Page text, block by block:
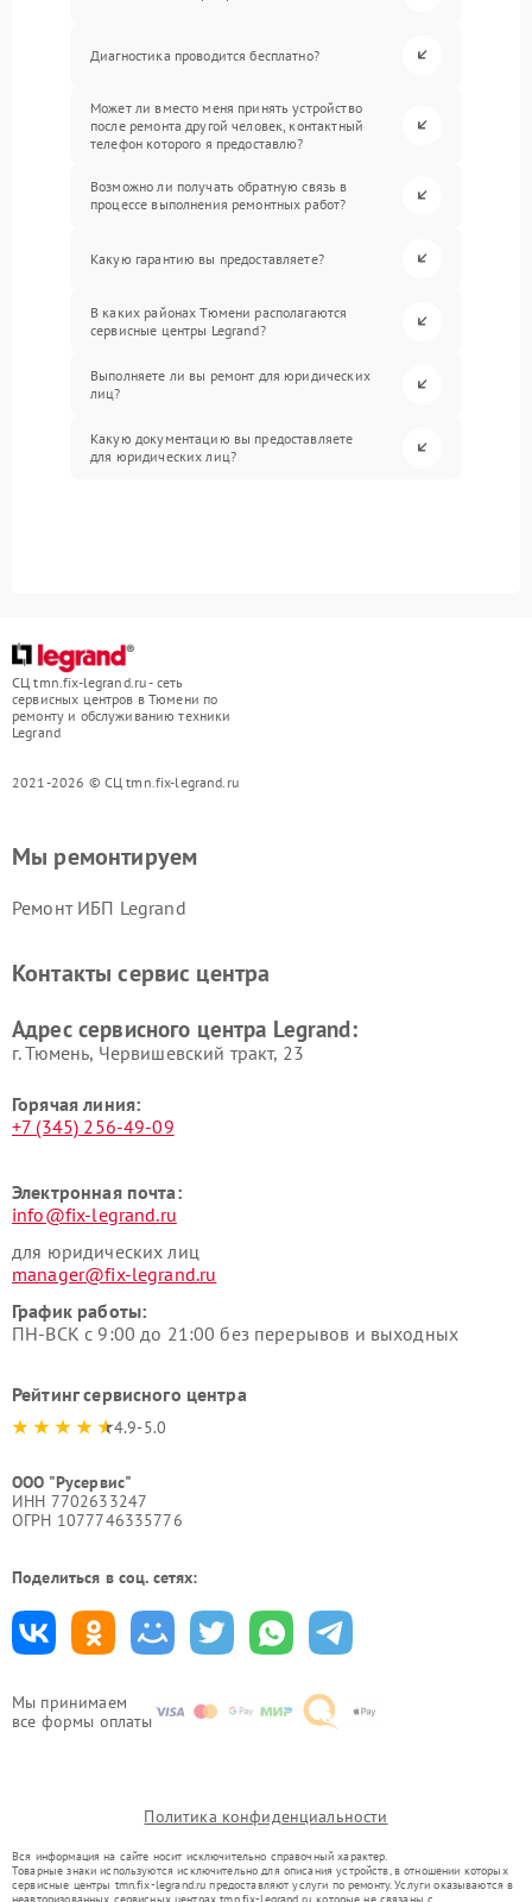
Диагностика проводится бесплатно?
Может ли вместо меня принять устройство
после ремонта другой человек, контактный
телефон которого я предоставлю?
Возможно ли получать обратную связь в
процессе выполнения ремонтных работ?
Какую гарантию вы предоставляете?
В каких районах Тюмени располагаются
сервисные центры Legrand?
Выполняете ли вы ремонт для юридических
лиц?
Какую документацию вы предоставляете
для юридических лиц?
СЦ tmn.fix-legrand.ru - сеть
сервисных центров в Тюмени по
ремонту и обслуживанию техники
Legrand
2021-2026 © СЦ tmn.fix-legrand.ru
Мы принимаем
все формы оплаты
Мы ремонтируем
Ремонт ИБП Legrand
Контакты сервис центра
Адрес сервисного центра Legrand:
г. Тюмень, ​Червишевский тракт, 23
Горячая линия:
+7 (345) 256-49-09
Электронная почта:
info@fix-legrand.ru
для юридических лиц
manager@fix-legrand.ru
График работы:
ПН-ВСК с 9:00 до 21:00 без перерывов и выходных
Рейтинг сервисного центра
4.9-5.0
ООО "Русервис"
ИНН 7702633247
ОГРН 1077746335776
Поделиться в соц. сетях:
Политика конфиденциальности
Вся информация на сайте носит исключительно справочный характер.
Товарные знаки используются исключительно для описания устройств, в отношении которых
сервисные центры tmn.fix-legrand.ru предоставляют услуги по ремонту. Услуги оказываются в